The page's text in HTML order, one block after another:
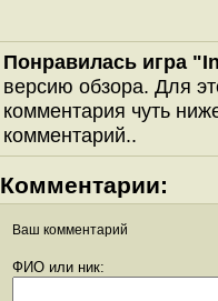
Понравилась игра
версию обзора. Для
комментария чуть
комментарий..
Комментарии:
Ваш комментарий
ФИО или ник: